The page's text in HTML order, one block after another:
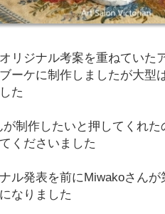
リジナル考案を重ねていた
ーケに制作しましたが大型
た
が制作したいと押してくれ
くださいました
ル発表を前にMiwakoさんが
なりました